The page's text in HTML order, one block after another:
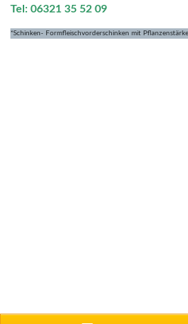
Tel: 06321 35 52 09
*Schinken- Formfleischvorderschinken mit